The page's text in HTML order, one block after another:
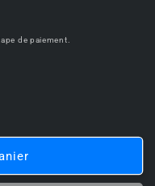
de paiement.